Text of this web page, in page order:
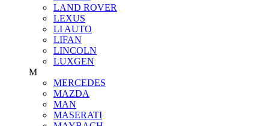
LAND ROVER
LEXUS
LI AUTO
LIFAN
LINCOLN
LUXGEN
M
MERCEDES
MAZDA
MAN
MASERATI